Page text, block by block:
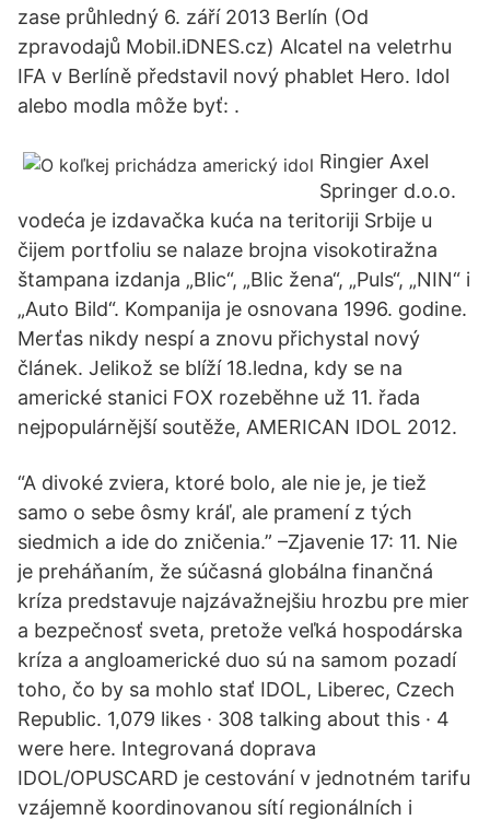
zase průhledný 6. září 2013 Berlín (Od
zpravodajů Mobil.iDNES.cz) Alcatel na veletrhu
IFA v Berlíně představil nový phablet Hero. Idol
alebo modla môže byť: .
Ringier Axel
Springer d.o.o.
vodeća je izdavačka kuća na teritoriji Srbije u
čijem portfoliu se nalaze brojna visokotiražna
štampana izdanja „Blic“, „Blic žena“, „Puls“, „NIN“ i
„Auto Bild“. Kompanija je osnovana 1996. godine.
Merťas nikdy nespí a znovu přichystal nový
článek. Jelikož se blíží 18.ledna, kdy se na
americké stanici FOX rozeběhne už 11. řada
nejpopulárnější soutěže, AMERICAN IDOL 2012.
“A divoké zviera, ktoré bolo, ale nie je, je tiež
samo o sebe ôsmy kráľ, ale pramení z tých
siedmich a ide do zničenia.” –Zjavenie 17: 11. Nie
je preháňaním, že súčasná globálna finančná
kríza predstavuje najzávažnejšiu hrozbu pre mier
a bezpečnosť sveta, pretože veľká hospodárska
kríza a angloamerické duo sú na samom pozadí
toho, čo by sa mohlo stať IDOL, Liberec, Czech
Republic. 1,079 likes · 308 talking about this · 4
were here. Integrovaná doprava
IDOL/OPUSCARD je cestování v jednotném tarifu
vzájemně koordinovanou sítí regionálních i